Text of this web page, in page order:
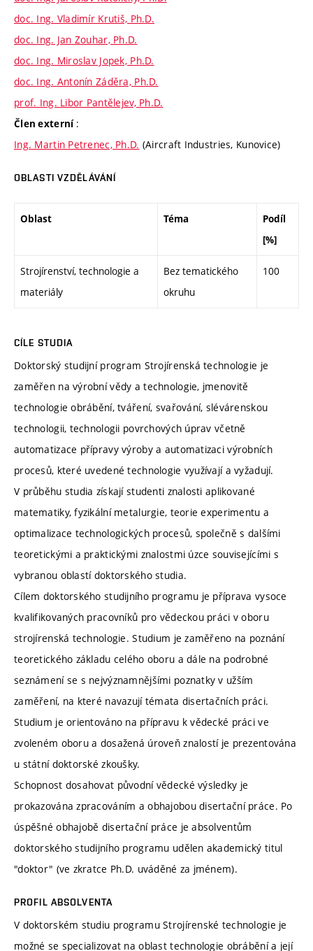
doc. Ing. Vladimír Krutiš, Ph.D.
doc. Ing. Jan Zouhar, Ph.D.
doc. Ing. Miroslav Jopek, Ph.D.
doc. Ing. Antonín Záděra, Ph.D.
prof. Ing. Libor Pantělejev, Ph.D.
Člen externí :
Ing. Martin Petrenec, Ph.D. (Aircraft Industries, Kunovice)
OBLASTI VZDĚLÁVÁNÍ
Oblast Téma
Podíl
[%]
Strojírenství, technologie a
materiály
Bez tematického
okruhu
100
CÍLE STUDIA
Doktorský studijní program Strojírenská technologie je
zaměřen na výrobní vědy a technologie, jmenovitě
technologie obrábění, tváření, svařování, slévárenskou
technologii, technologii povrchových úprav včetně
automatizace přípravy výroby a automatizaci výrobních
procesů, které uvedené technologie využívají a vyžadují.
V průběhu studia získají studenti znalosti aplikované
matematiky, fyzikální metalurgie, teorie experimentu a
optimalizace technologických procesů, společně s dalšími
teoretickými a praktickými znalostmi úzce souvisejícími s
vybranou oblastí doktorského studia.
Cílem doktorského studijního programu je příprava vysoce
kvalifikovaných pracovníků pro vědeckou práci v oboru
strojírenská technologie. Studium je zaměřeno na poznání
teoretického základu celého oboru a dále na podrobné
seznámení se s nejvýznamnějšími poznatky v užším
zaměření, na které navazují témata disertačních práci.
Studium je orientováno na přípravu k vědecké práci ve
zvoleném oboru a dosažená úroveň znalostí je prezentována
u státní doktorské zkoušky.
Schopnost dosahovat původní vědecké výsledky je
prokazována zpracováním a obhajobou disertační práce. Po
úspěšné obhajobě disertační práce je absolventům
doktorského studijního programu udělen akademický titul
"doktor" (ve zkratce Ph.D. uváděné za jménem).
PROFIL ABSOLVENTA
V doktorském studiu programu Strojírenské technologie je
možné se specializovat na oblast technologie obrábění a její